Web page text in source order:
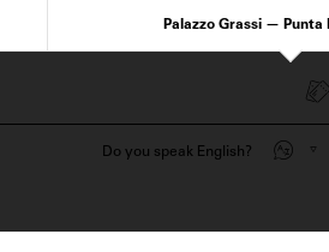
Palazzo Grassi — Punta
Do you speak English?